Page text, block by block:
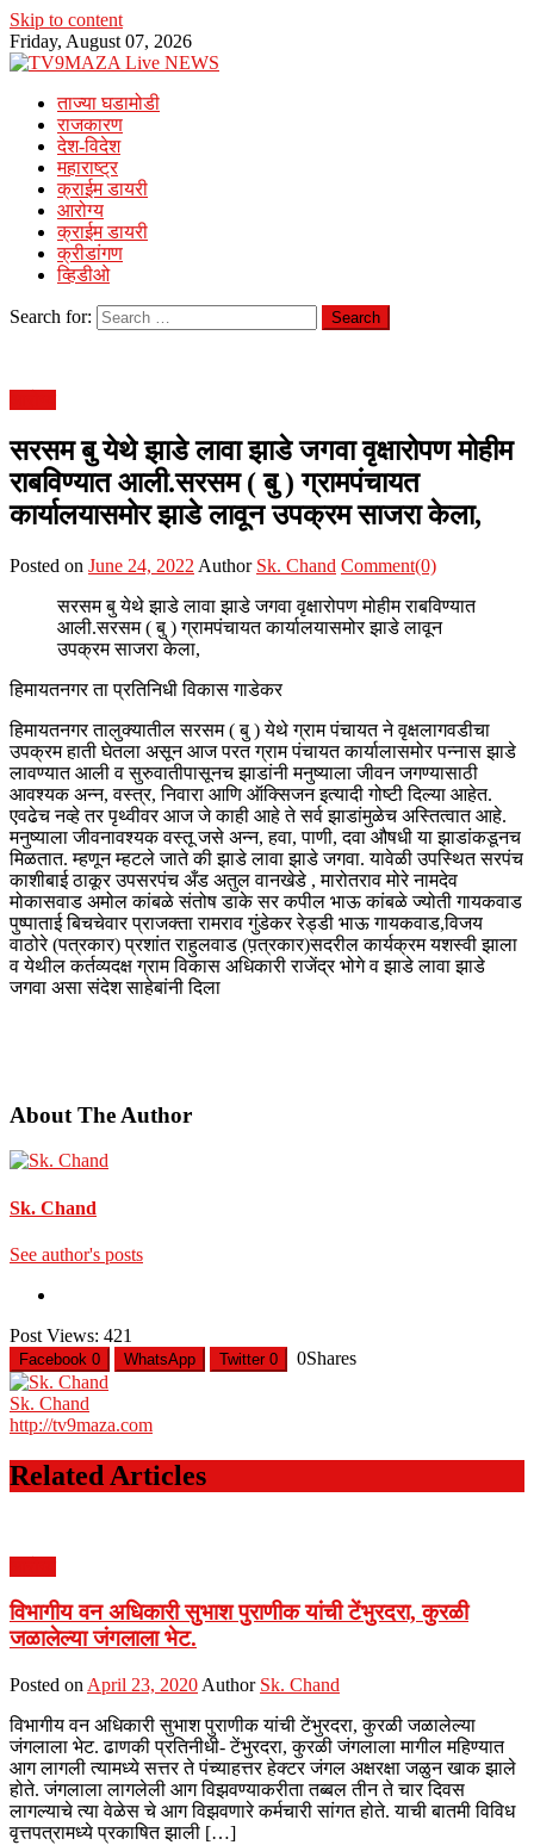
Skip to content
Friday, August 07, 2026
ताज्या घडामोडी
राजकारण
देश-विदेश
महाराष्ट्र
क्राईम डायरी
आरोग्य
क्राईम डायरी
क्रीडांगण
व्हिडीओ
Search for:
सरसम बु येथे झाडे लावा झाडे जगवा वृक्षारोपण मोहीम
राबविण्यात आली.सरसम ( बु ) ग्रामपंचायत
कार्यालयासमोर झाडे लावून उपक्रम साजरा केला,
Posted on June 24, 2022 Author Sk. Chand Comment(0)
सरसम बु येथे झाडे लावा झाडे जगवा वृक्षारोपण मोहीम राबविण्यात
आली.सरसम ( बु ) ग्रामपंचायत कार्यालयासमोर झाडे लावून
उपक्रम साजरा केला,
हिमायतनगर ता प्रतिनिधी विकास गाडेकर
हिमायतनगर तालुक्यातील सरसम ( बु ) येथे ग्राम पंचायत ने वृक्षलागवडीचा
उपक्रम हाती घेतला असून आज परत ग्राम पंचायत कार्यालासमोर पन्नास झाडे
लावण्यात आली व सुरुवातीपासूनच झाडांनी मनुष्याला जीवन जगण्यासाठी
आवश्यक अन्न, वस्त्र, निवारा आणि ऑक्सिजन इत्यादी गोष्टी दिल्या आहेत.
एवढेच नव्हे तर पृथ्वीवर आज जे काही आहे ते सर्व झाडांमुळेच अस्तित्वात आहे.
मनुष्याला जीवनावश्यक वस्तू जसे अन्न, हवा, पाणी, दवा औषधी या झाडांकडूनच
मिळतात. म्हणून म्हटले जाते की झाडे लावा झाडे जगवा. यावेळी उपस्थित सरपंच
काशीबाई ठाकूर उपसरपंच अँड अतुल वानखेडे , मारोतराव मोरे नामदेव
मोकासवाड अमोल कांबळे संतोष डाके सर कपील भाऊ कांबळे ज्योती गायकवाड
पुष्पाताई बिचचेवार प्राजक्ता रामराव गुंडेकर रेड्डी भाऊ गायकवाड,विजय
वाठोरे (पत्रकार) प्रशांत राहुलवाड (प़त्रकार)सदरील कार्यक्रम यशस्वी झाला
व येथील कर्तव्यदक्ष ग्राम विकास अधिकारी राजेंद्र भोगे व झाडे लावा झाडे
जगवा असा संदेश साहेबांनी दिला
About The Author
Sk. Chand
See author's posts
Post Views: 421
Facebook 0 WhatsApp Twitter 0 0Shares
Sk. Chand
http://tv9maza.com
Related Articles
विभागीय वन अधिकारी सुभाश पुराणीक यांची टेंभुरदरा, कुरळी
जळालेल्या जंगलाला भेट.
Posted on April 23, 2020 Author Sk. Chand
विभागीय वन अधिकारी सुभाश पुराणीक यांची टेंभुरदरा, कुरळी जळालेल्या
जंगलाला भेट. ढाणकी प्रतिनीधी- टेंभुरदरा, कुरळी जंगलाला मागील महिण्यात
आग लागली त्यामध्ये सत्तर ते पंच्याहत्तर हेक्टर जंगल अक्षरक्षा जळुन खाक झाले
होते. जंगलाला लागलेली आग विझवण्याकरीता तब्बल तीन ते चार दिवस
लागल्याचे त्या वेळेस चे आग विझवणारे कर्मचारी सांगत होते. याची बातमी विविध
वृत्तपत्रामध्ये प्रकाषित झाली […]